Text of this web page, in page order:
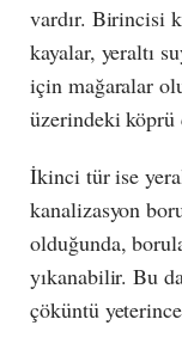
vardır. Birincisi
kayalar, yeraltı
için mağaralar
üzerindeki köprü
İkinci tür ise
kanalizasyon
olduğunda,
yıkanabilir. Bu
çöküntü